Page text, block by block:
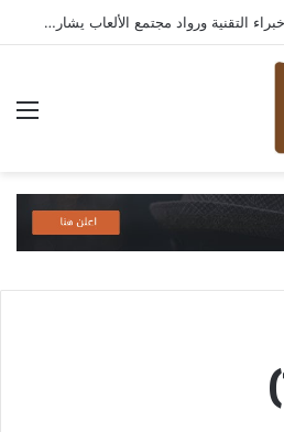
بعد إطلاقه في المملكة… خبراء التقنية ورواد مجتمع الألعاب يشاركون انطباعاتهم حول TECNO POVA 8 Pro 5G